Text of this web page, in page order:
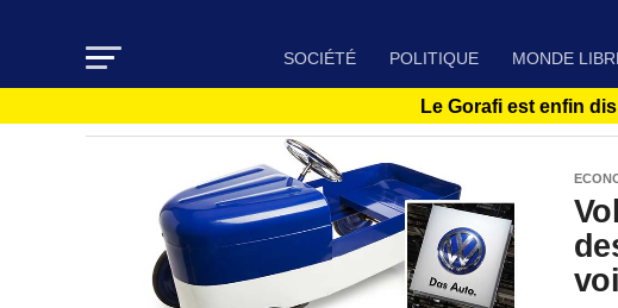
SOCIÉTÉ POLITIQUE MONDE
Le Gorafi est enfin